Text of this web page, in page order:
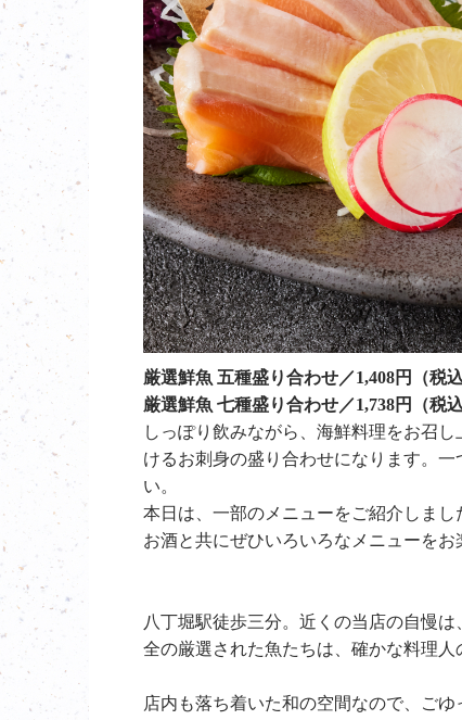
厳選鮮魚 五種盛り合わせ／1,408円（税込
厳選鮮魚 七種盛り合わせ／1,738円（税込
しっぽり飲みながら、海鮮料理をお召
けるお刺身の盛り合わせになります。
い。
本日は、一部のメニューをご紹介しま
お酒と共にぜひいろいろなメニューをお
八丁堀駅徒歩三分。近くの当店の自慢
全の厳選された魚たちは、確かな料理
店内も落ち着いた和の空間なので、ご